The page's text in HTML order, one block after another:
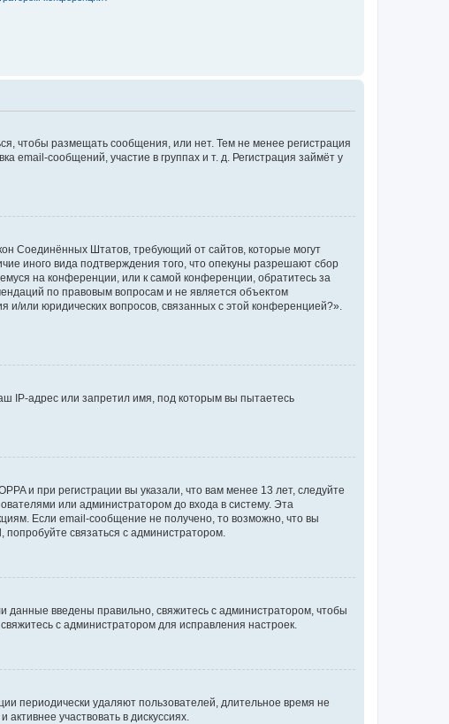
чтобы размещать сообщения, или нет. Тем не менее регистрация
сообщений, участие в группах и т. д. Регистрация займёт у
Соединённых Штатов, требующий от сайтов, которые могут
иного вида подтверждения того, что опекуны разрешают сбор
на конференции, или к самой конференции, обратитесь за
по правовым вопросам и не является объектом
и/или юридических вопросов, связанных с этой конференцией?».
IP-адрес или запретил имя, под которым вы пытаетесь
и при регистрации вы указали, что вам менее 13 лет, следуйте
или администратором до входа в систему. Эта
Если email-сообщение не получено, то возможно, что вы
связаться с администратором.
данные введены правильно, свяжитесь с администратором, чтобы
с администратором для исправления настроек.
периодически удаляют пользователей, длительное время не
участвовать в дискуссиях.